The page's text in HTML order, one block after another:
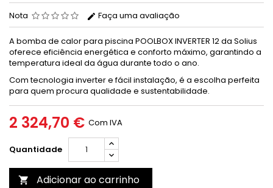
Nota Faça uma avaliação
A bomba de calor para piscina POOLBOX INVERTER 12 da Solius
oferece eficiência energética e conforto máximo, garantindo a
temperatura ideal da água durante todo o ano.
Com tecnologia inverter e fácil instalação, é a escolha perfeita
para quem procura qualidade e sustentabilidade.
2 324,70 € Com IVA
Quantidade
 Adicionar ao carrinho